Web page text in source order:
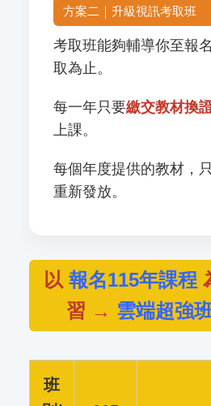
方案二｜升級視訊考取班
考取班能夠輔導你至報
取為止。
每一年只要繳交教材換
上課。
每個年度提供的教材，
重新發放。
以 報名115年課程
習 → 雲端超強
班